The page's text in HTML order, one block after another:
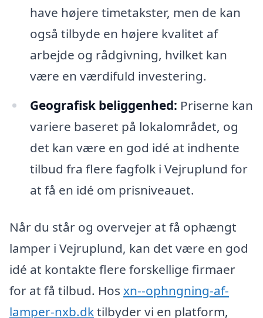
have højere timetakster, men de kan
også tilbyde en højere kvalitet af
arbejde og rådgivning, hvilket kan
være en værdifuld investering.
Geografisk beliggenhed: Priserne kan
variere baseret på lokalområdet, og
det kan være en god idé at indhente
tilbud fra flere fagfolk i Vejruplund for
at få en idé om prisniveauet.
Når du står og overvejer at få ophængt
lamper i Vejruplund, kan det være en god
idé at kontakte flere forskellige firmaer
for at få tilbud. Hos xn--ophngning-af-
lamper-nxb.dktilbyder vi en platform,